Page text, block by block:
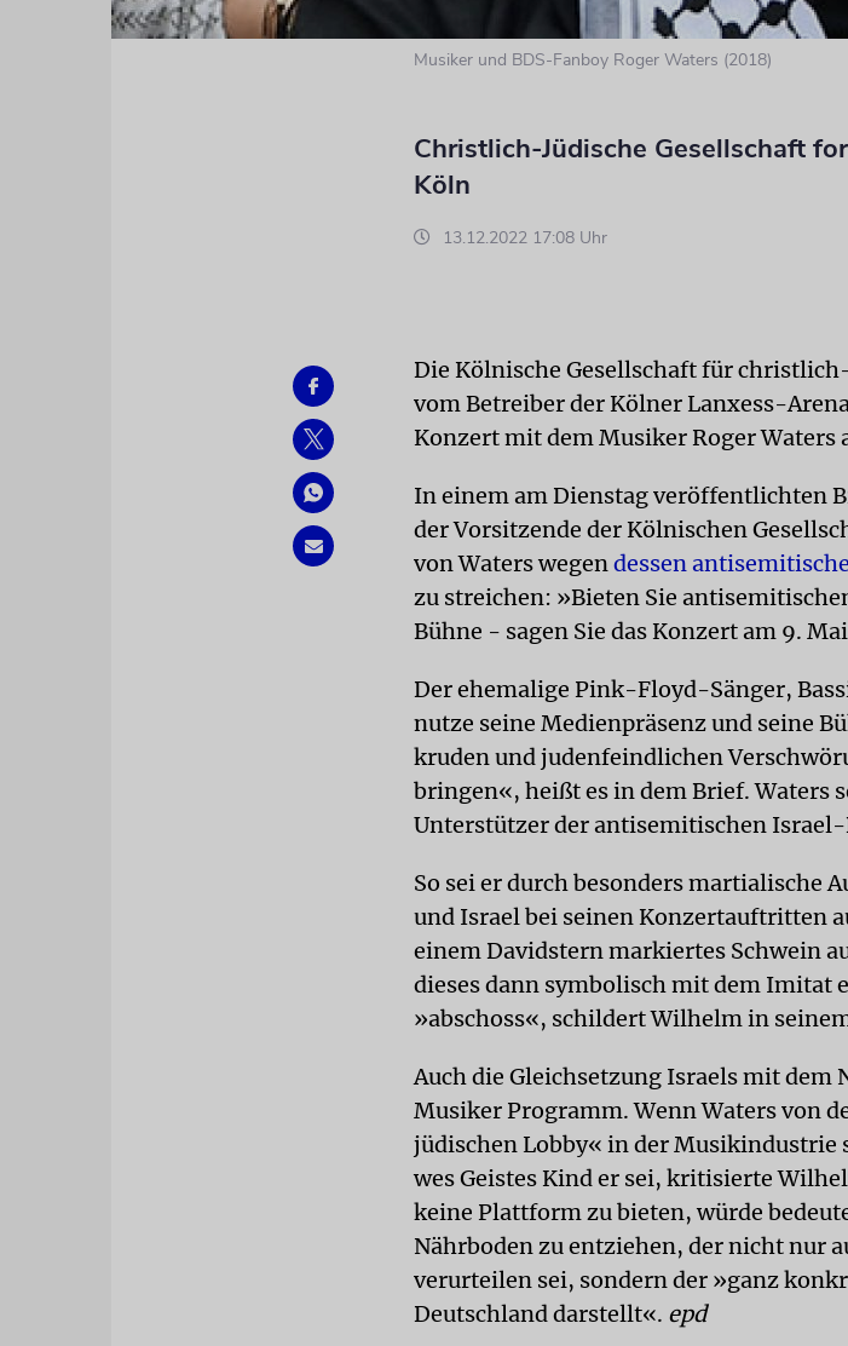
Musiker und BDS-Fanboy Roger Waters (2018)
Christlich-Jüdische Gesellschaft
Köln
13.12.2022 17:08 Uhr
Die Kölnische Gesellschaft für
vom Betreiber der Kölner Lanxess-
Konzert mit dem Musiker Roger Waters
In einem am Dienstag veröffentlichten
der Vorsitzende der Kölnischen
von Waters wegendessen
zu streichen: »Bieten Sie
Bühne - sagen Sie das Konzert am 9.
Der ehemalige Pink-Floyd-Sänger,
nutze seine Medienpräsenz und seine
kruden und judenfeindlichen
bringen«, heißt es in dem Brief. Waters
Unterstützer der antisemitischen Israel-
So sei er durch besonders martialische
und Israel bei seinen Konzertauftritten
einem Davidstern markiertes Schwein
dieses dann symbolisch mit dem Imitat
»abschoss«, schildert Wilhelm in
Auch die Gleichsetzung Israels mit dem
Musiker Programm. Wenn Waters von
jüdischen Lobby« in der Musikindustrie
wes Geistes Kind er sei, kritisierte
keine Plattform zu bieten, würde
Nährboden zu entziehen, der nicht nur
verurteilen sei, sondern der »ganz
Deutschland darstellt«. epd